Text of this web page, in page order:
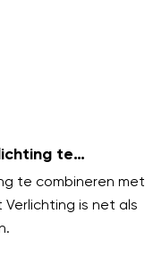
te
te combineren met
is net als